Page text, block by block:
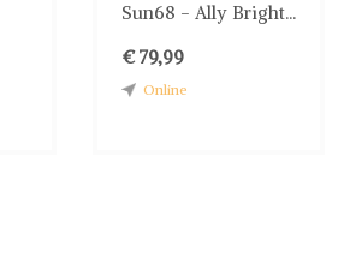
Sun68 - Ally Bright...
€ 79,99
Online